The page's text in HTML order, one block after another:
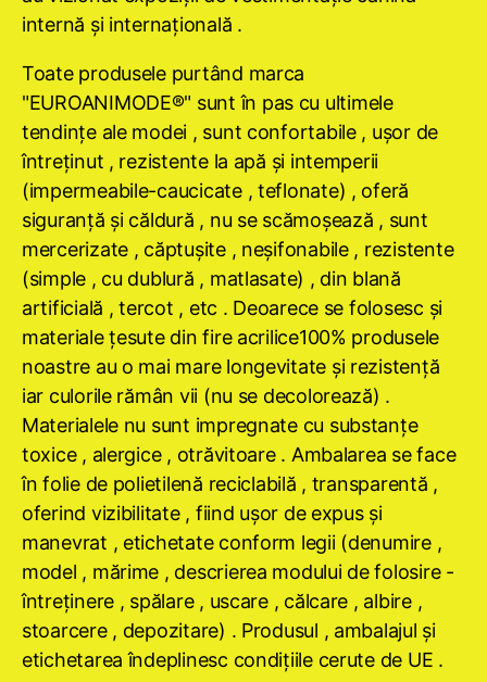
internă şi internaţională .
Toate produsele purtând marca
"EUROANIMODE®" sunt în pas cu ultimele
tendinţe ale modei , sunt confortabile , uşor de
întreţinut , rezistente la apă şi intemperii
(impermeabile-caucicate , teflonate) , oferă
siguranţă şi căldură , nu se scămoşează , sunt
mercerizate , căptuşite , neşifonabile , rezistente
(simple , cu dublură , matlasate) , din blană
artificială , tercot , etc . Deoarece se folosesc şi
materiale ţesute din fire acrilice100% produsele
noastre au o mai mare longevitate şi rezistenţă
iar culorile rămân vii (nu se decolorează) .
Materialele nu sunt impregnate cu substanţe
toxice , alergice , otrăvitoare . Ambalarea se face
în folie de polietilenă reciclabilă , transparentă ,
oferind vizibilitate , fiind uşor de expus şi
manevrat , etichetate conform legii (denumire ,
model , mărime , descrierea modului de folosire -
întreţinere , spălare , uscare , călcare , albire ,
stoarcere , depozitare) . Produsul , ambalajul şi
etichetarea îndeplinesc condiţiile cerute de UE .